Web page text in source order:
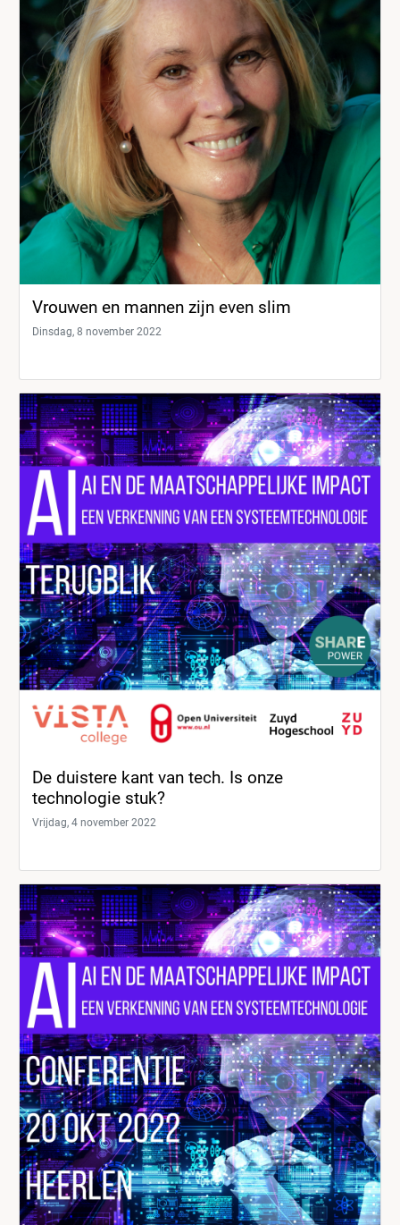
Vrouwen en mannen zijn even slim
Dinsdag, 8 november 2022
De duistere kant van tech. Is onze
technologie stuk?
Vrijdag, 4 november 2022